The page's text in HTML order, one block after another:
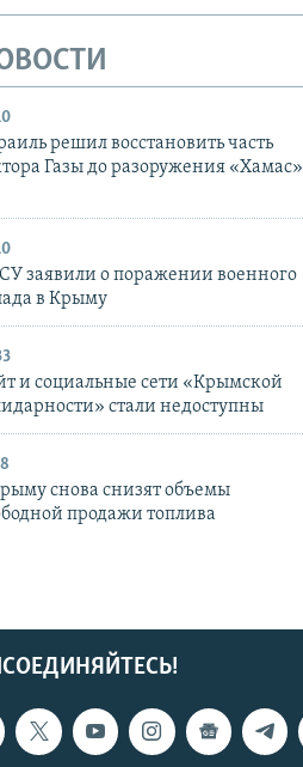
решил восстановить часть
Газы до разоружения «Хамас»
заявили о поражении военного
в Крыму
и социальные сети «Крымской
стали недоступны
снова снизят объемы
продажи топлива